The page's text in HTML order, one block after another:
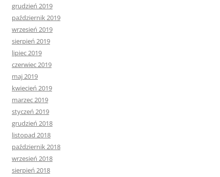
grudzień 2019
październik 2019
wrzesień 2019
sierpień 2019
lipiec 2019
czerwiec 2019
maj 2019
kwiecień 2019
marzec 2019
styczeń 2019
grudzień 2018
listopad 2018
październik 2018
wrzesień 2018
sierpień 2018